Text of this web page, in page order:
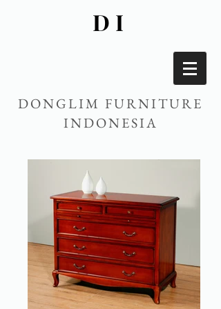
DI
DONGLIM FURNITURE
INDONESIA